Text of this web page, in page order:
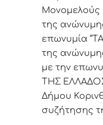
Μονομελούς
της
επωνυμία
της
με την
ΤΗΣ ΕΛΛΑΔΟΣ
Δήμου
συζήτησης